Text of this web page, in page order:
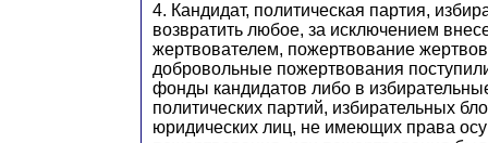
4. Кандидат, политическая партия,
возвратить любое, за исключением
жертвователем, пожертвование
добровольные пожертвования
фонды кандидатов либо в
политических партий, избирательных
юридических лиц, не имеющих права